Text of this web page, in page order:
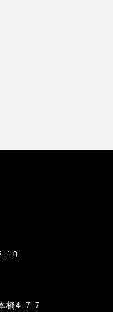
8-10
本橋4-7-7